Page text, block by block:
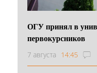
ОГУ принял в
первокурсников
7 августа 14:45